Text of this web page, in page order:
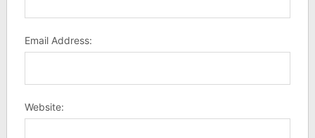
Email Address:
Website: